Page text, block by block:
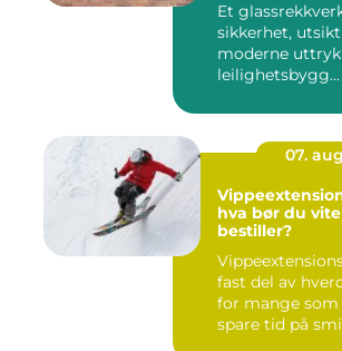
Et
sikkerhet,
moderne
leilighetsbygg...
07. aug
hva bør du
bestiller?
fast del av
for mange som
spare tid på